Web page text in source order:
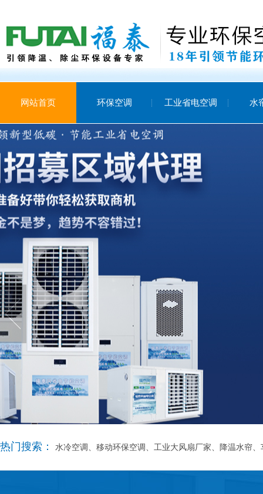
网站首页 环保空调 工业省电空调 水
热门搜索： 水冷空调、移动环保空调、工业大风扇厂家、降温水帘